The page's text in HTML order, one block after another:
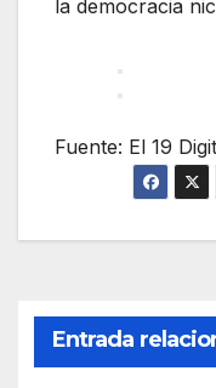
la democracia
Fuente: El 19
Entrada